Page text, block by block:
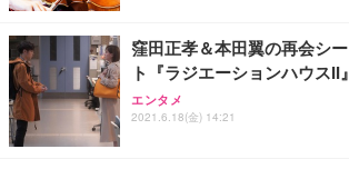
窪田正孝＆本田翼の再会シ
ト『ラジエーションハウス
エンタメ
2021.6.18(金) 14:21